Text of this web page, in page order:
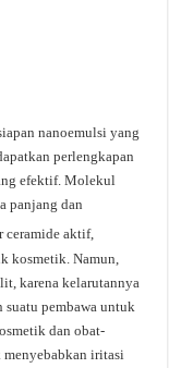
nanoemulsi yang
perlengkapan
efektif. Molekul
panjang dan
ceramide aktif,
kosmetik. Namun,
karena kelarutannya
pembawa untuk
dan obat-
iritasi